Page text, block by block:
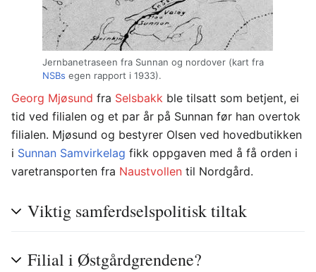
Jernbanetraseen fra Sunnan og nordover (kart fra
NSBs egen rapport i 1933).
Georg Mjøsund fra Selsbakk ble tilsatt som betjent, ei
tid ved filialen og et par år på Sunnan før han overtok
filialen. Mjøsund og bestyrer Olsen ved hovedbutikken
i Sunnan Samvirkelag fikk oppgaven med å få orden i
varetransporten fra Naustvollen til Nordgård.
Viktig samferdselspolitisk tiltak
Filial i Østgårdgrendene?